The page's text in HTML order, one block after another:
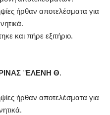
ήρθαν αποτελέσματα για
και πήρε εξιτήριο.
¨ΕΛΕΝΗ Θ.
ήρθαν αποτελέσματα για